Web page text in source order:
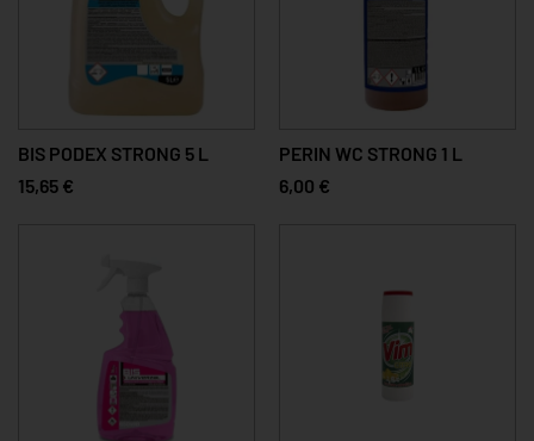
BIS PODEX STRONG 5 L
15,65 €
PERIN WC STRONG 1 L
6,00 €